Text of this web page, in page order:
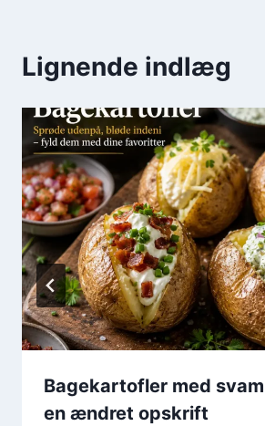
Lignende indlæg
Bagekartofler med
en ændret opskrift